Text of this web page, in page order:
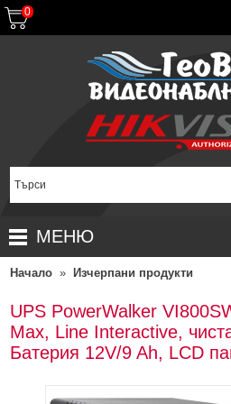
0
МЕНЮ
НАЧАЛО
ПРОДУКТИ
ПРОМОЦИИ
КОМПЛЕКТИ ЗА ВИДЕОНАБЛЮДЕНИЕ
ЗА ДИСТРИБУТОРИ
ДОСТАВКИ
Начало » Изчерпани продукти
UPS PowerWalker
Max, Line Interactive,
Батерия 12V/9 Ah, LCD